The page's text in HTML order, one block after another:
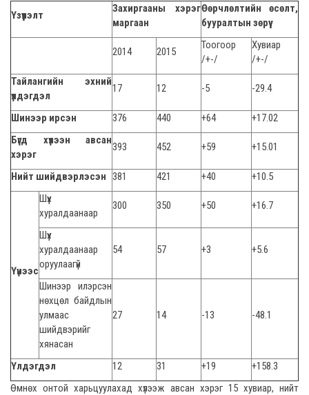
Үзүүлэлт
Захиргааны хэрэг
маргаан
Өөрчлөлтийн өсөлт,
бууралтын зөрүү
2014 2015
Тоогоор
/+-/
Хувиар
/+-/
Тайлангийн эхний
үлдэгдэл
17 12 -5 -29.4
Шинээр ирсэн 376 440 +64
+17.02
Бүгд хүлээн авсан
хэрэг
393 452 +59 +15.01
Нийт шийдвэрлэсэн 381 421 +40 +10.5
Үүнээс
Шүүх
хуралдаанаар
300 350 +50 +16.7
Шүүх
хуралдаанаар
оруулаагүй
54 57 +3 +5.6
Шинээр илэрсэн
нөхцөл байдлын
улмаас
шийдвэрийг
хянасан
27 14 -13 -48.1
Үлдэгдэл 12 31 +19
+158.3
Өмнөх онтой харьцуулахад хүлээж авсан хэрэг 15 хувиар, нийт